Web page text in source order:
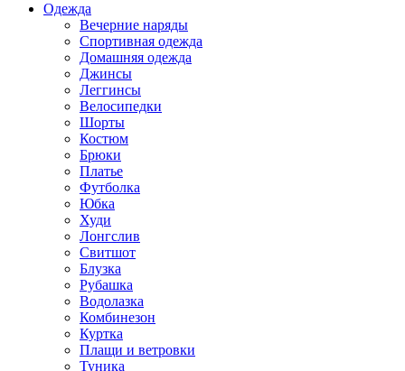
Одежда
Вечерние наряды
Спортивная одежда
Домашняя одежда
Джинсы
Леггинсы
Велосипедки
Шорты
Костюм
Брюки
Платье
Футболка
Юбка
Худи
Лонгслив
Свитшот
Блузка
Рубашка
Водолазка
Комбинезон
Куртка
Плащи и ветровки
Туника